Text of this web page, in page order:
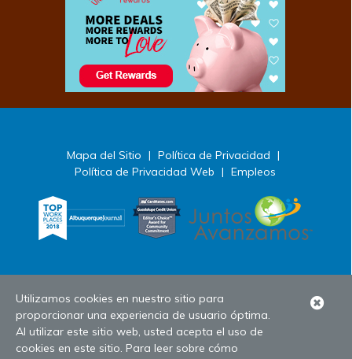
Utilizamos cookies en nuestro sitio para
proporcionar una experiencia de usuario óptima.
Al utilizar este sitio web, usted acepta el uso de
cookies en este sitio. Para leer sobre cómo
Mapa del Sitio | Política de Privacidad |
Política de Privacidad Web | Empleos